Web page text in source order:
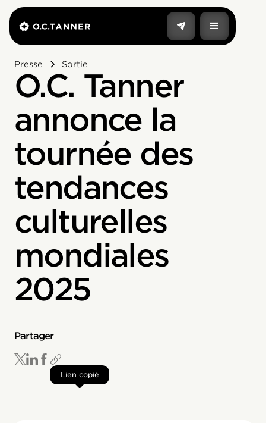
Presse Sortie
O.C. Tanner
annonce la
tournée des
tendances
culturelles
mondiales
2025
Partager
Lien copié